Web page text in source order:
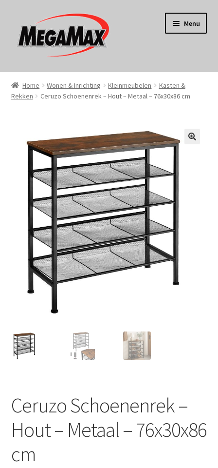
door
naar
naar
de
Menu
Home
KERST
Gereedschap
Wonen
Huishouden
Persoonlijke Verzorging
Elektronica
Reizen
Sport
Home Wonen & Inrichting Kleinmeubelen
Kasten &
Rekken
Ceruzo Schoenenrek – Hout – Metaal – 76x30x86 cm
Ceruzo Schoenenrek –
Hout – Metaal – 76x30x86
cm